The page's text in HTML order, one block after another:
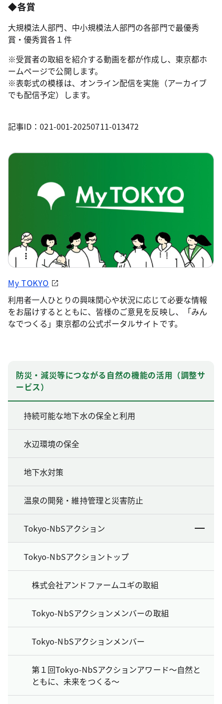
◆各賞
大規模法人部門、中小規模法人部門の各部門で最優秀
賞・優秀賞各１件
※受賞者の取組を紹介する動画を都が作成し、東京都ホ
ームページで公開します。
※表彰式の模様は、オンライン配信を実施（アーカイブ
でも配信予定）します。
記事ID：021-001-20250711-013472
My TOKYO
利用者一人ひとりの興味関心や状況に応じて必要な情報
をお届けするとともに、皆様のご意見を反映し、「みん
なでつくる」東京都の公式ポータルサイトです。
防災・減災等につながる自然の機能の活用（調整サ
ービス）
持続可能な地下水の保全と利用
水辺環境の保全
地下水対策
温泉の開発・維持管理と災害防止
Tokyo-NbSアクション
Tokyo-NbSアクショントップ
株式会社アンドファームユギの取組
Tokyo-NbSアクションメンバーの取組
Tokyo-NbSアクションメンバー
第１回Tokyo-NbSアクションアワード～自然と
ともに、未来をつくる～